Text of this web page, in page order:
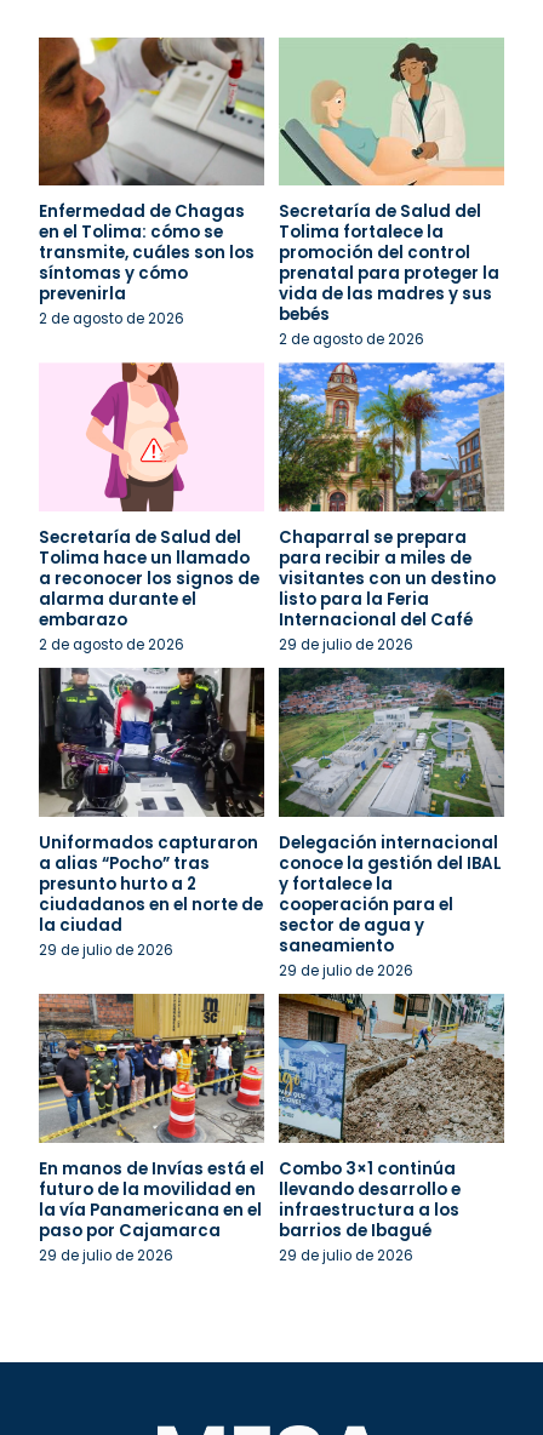
Enfermedad de Chagas
en el Tolima: cómo se
transmite, cuáles son los
síntomas y cómo
prevenirla
2 de agosto de 2026
Secretaría de Salud del
Tolima fortalece la
promoción del control
prenatal para proteger la
vida de las madres y sus
bebés
2 de agosto de 2026
Secretaría de Salud del
Tolima hace un llamado
a reconocer los signos de
alarma durante el
embarazo
2 de agosto de 2026
Chaparral se prepara
para recibir a miles de
visitantes con un destino
listo para la Feria
Internacional del Café
29 de julio de 2026
Uniformados capturaron
a alias “Pocho” tras
presunto hurto a 2
ciudadanos en el norte de
la ciudad
29 de julio de 2026
Delegación internacional
conoce la gestión del IBAL
y fortalece la
cooperación para el
sector de agua y
saneamiento
29 de julio de 2026
En manos de Invías está el
futuro de la movilidad en
la vía Panamericana en el
paso por Cajamarca
29 de julio de 2026
Combo 3×1 continúa
llevando desarrollo e
infraestructura a los
barrios de Ibagué
29 de julio de 2026